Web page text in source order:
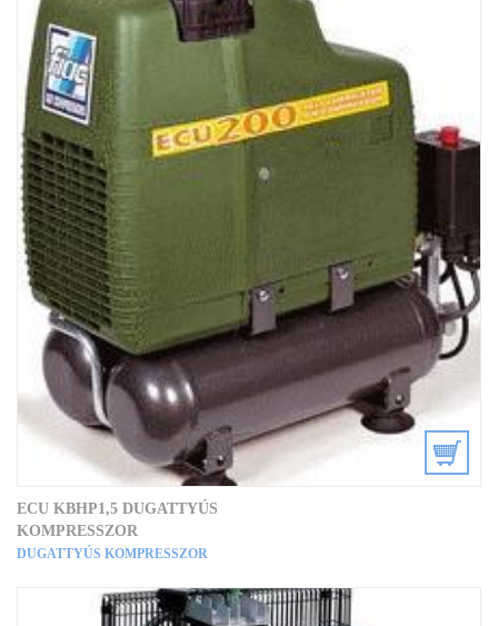
ECU KBHP1,5 DUGATTYÚS
KOMPRESSZOR
DUGATTYÚS KOMPRESSZOR